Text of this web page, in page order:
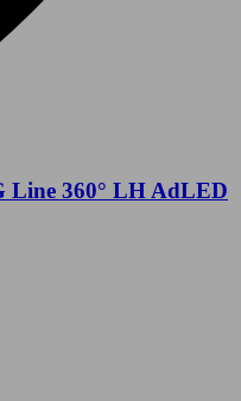
Line 360° LH AdLED